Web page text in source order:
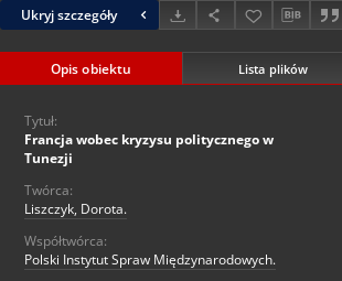
Ukryj szczegóły
Opis obiektu Lista plików
Tytuł:
Francja wobec kryzysu politycznego w
Tunezji
Twórca:
Liszczyk, Dorota.
Współtwórca:
Polski Instytut Spraw Międzynarodowych.